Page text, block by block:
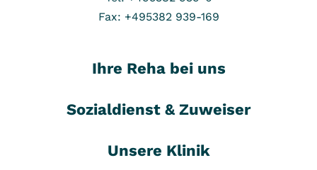
Fax: +495382 939-169
Ihre Reha bei uns
Sozialdienst & Zuweiser
Unsere Klinik